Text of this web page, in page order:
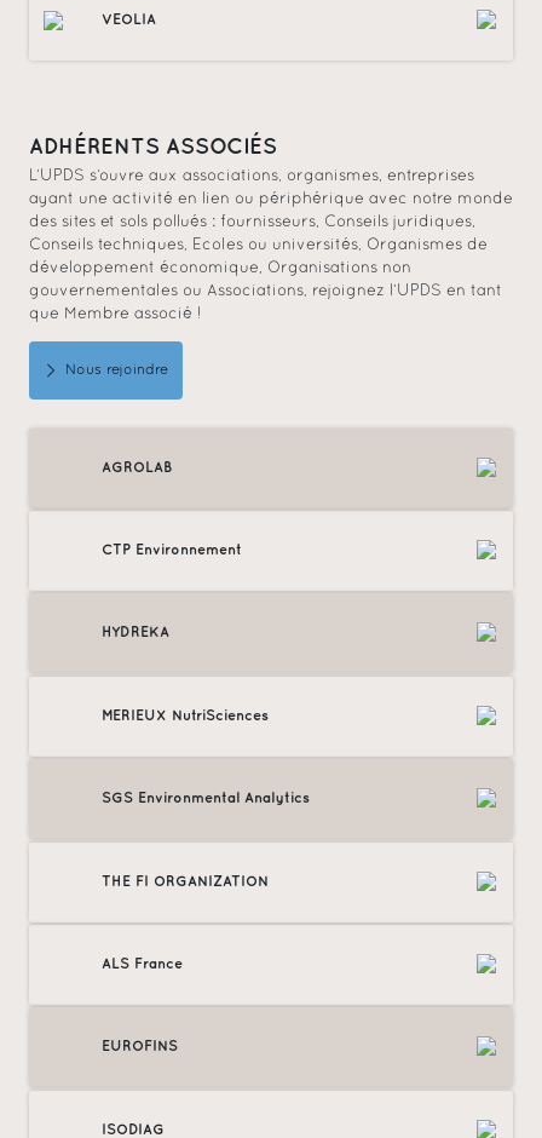
VEOLIA
ADHÉRENTS ASSOCIÉS
L’UPDS s’ouvre aux associations, organismes, entreprises
ayant une activité en lien ou périphérique avec notre monde
des sites et sols pollués : fournisseurs, Conseils juridiques,
Conseils techniques, Ecoles ou universités, Organismes de
développement économique, Organisations non
gouvernementales ou Associations, rejoignez l’UPDS en tant
que Membre associé !
Nous rejoindre
AGROLAB
CTP Environnement
HYDREKA
MERIEUX NutriSciences
SGS Environmental Analytics
THE FI ORGANIZATION
ALS France
EUROFINS
ISODIAG